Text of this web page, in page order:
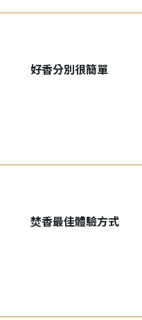
好香分別很簡單
焚香最佳體驗方式